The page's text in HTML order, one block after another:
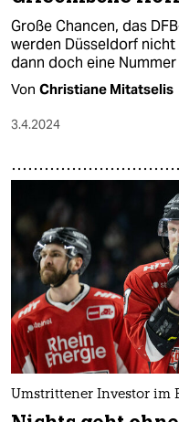
Große Chancen, das
werden Düsseldorf
dann doch eine
Von Christiane Mitatselis
3.4.2024
Umstrittener Investor im